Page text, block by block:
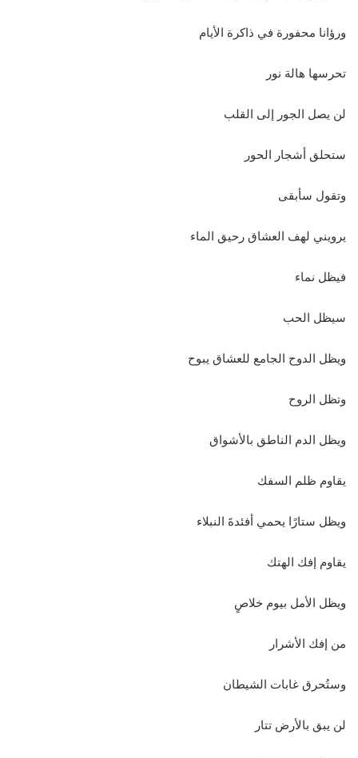
ورؤانا محفورة في ذاكرة الأيام
تحرسها هالة نور
لن يصل الجور إلى القلب
ستحلق أشجار الحور
وتقول سأبقى
يرويني لهف العشاق رحيق الماء
فيظل نماء
سيظل الحب
ويظل الدوح الجامع للعشاق يبوح
وتظل الروح
ويظل الدم الناطق بالأشواق
يقاوم ظلم السفك
ويظل ستارًا يحمي أفئدةَ النبلاء
يقاوم إفك الهتك
ويظل الأمل بيوم خلاصٍ
من إفك الأشرار
وستُحرق غابات الشيطان
لن يبق بالأرض تتار